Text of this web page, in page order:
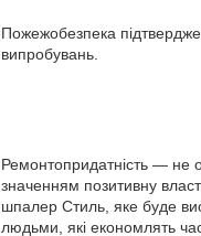
Пожежобезпека
випробувань.
Ремонтопридатність — не
значенням позитивну
шпалер Стиль, яке буде
людьми, які економлять